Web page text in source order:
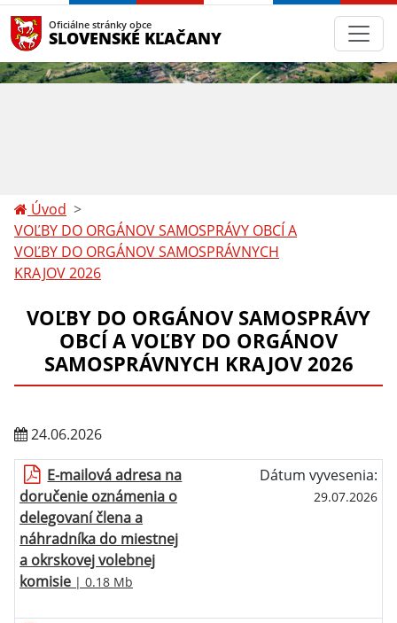
Oficiálne stránky obce
SLOVENSKÉ KĽAČANY
Úvod
VOĽBY DO ORGÁNOV SAMOSPRÁVY OBCÍ A
VOĽBY DO ORGÁNOV SAMOSPRÁVNYCH
KRAJOV 2026
VOĽBY DO ORGÁNOV SAMOSPRÁVY
OBCÍ A VOĽBY DO ORGÁNOV
SAMOSPRÁVNYCH KRAJOV 2026
24.06.2026
E-mailová adresa na
doručenie oznámenia o
delegovaní člena a
náhradníka do miestnej
a okrskovej volebnej
komisie | 0.18 Mb
Dátum vyvesenia:
29.07.2026